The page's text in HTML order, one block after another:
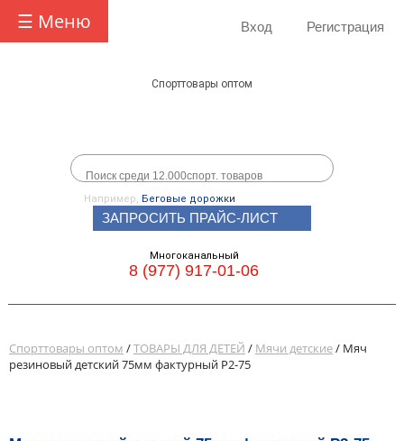
☰ Меню Вход Регистрация
Спорттовары оптом
Например, Беговые дорожки
ЗАПРОСИТЬ ПРАЙС-ЛИСТ
Многоканальный
8 (977) 917-01-06
Спорттовары оптом /ТОВАРЫ ДЛЯ ДЕТЕЙ / Мячи детские/ Мяч
резиновый детский 75мм фактурный Р2-75